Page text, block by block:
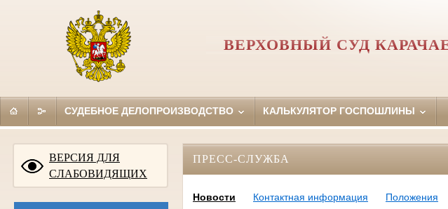
ВЕРХОВНЫЙ СУД
СУДЕБНОЕ ДЕЛОПРОИЗВОДСТВО КАЛЬКУЛЯТОР ГОСПОШЛИНЫ
ВЕРСИЯ ДЛЯ
СЛАБОВИДЯЩИХ
ПРЕСС-СЛУЖБА
Новости Контактная информация
Положения